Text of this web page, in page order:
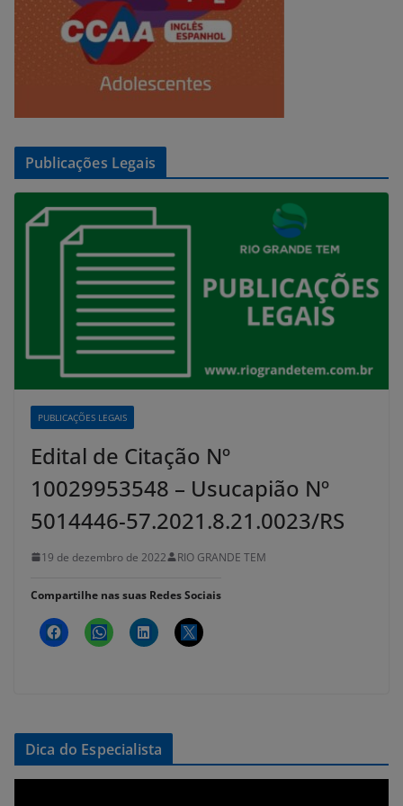
Publicações Legais
PUBLICAÇÕES LEGAIS
Edital de Citação Nº
10029953548 – Usucapião Nº
5014446-57.2021.8.21.0023/RS
19 de dezembro de 2022 RIO GRANDE TEM
Compartilhe nas suas Redes Sociais
Dica do Especialista